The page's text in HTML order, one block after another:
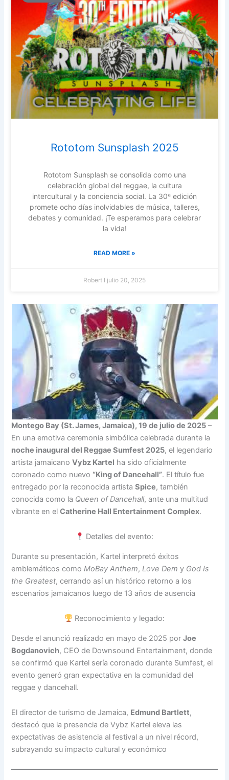
Rototom Sunsplash 2025
Rototom Sunsplash se consolida como una
celebración global del reggae, la cultura
intercultural y la conciencia social. La 30ª edición
promete ocho días inolvidables de música, talleres,
debates y comunidad. ¡Te esperamos para celebrar
la vida!
READ MORE »
Robert I julio 20, 2025
Montego Bay (St. James, Jamaica), 19 de julio de 2025 –
En una emotiva ceremonia simbólica celebrada durante la
noche inaugural del Reggae Sumfest 2025, el legendario
artista jamaicanoVybz Kartel ha sido oficialmente
coronado como nuevo “King of Dancehall”. El título fue
entregado por la reconocida artistaSpice, también
conocida como la Queen of Dancehall, ante una multitud
vibrante en elCatherine Hall Entertainment Complex.
Detalles del evento:
Durante su presentación, Kartel interpretó éxitos
emblemáticos comoMoBay Anthem,Love Dem y God Is
the Greatest, cerrando así un histórico retorno a los
escenarios jamaicanos luego de 13 años de ausencia
Reconocimiento y legado:
Desde el anunció realizado en mayo de 2025 porJoe
Bogdanovich, CEO de Downsound Entertainment, donde
se confirmó que Kartel sería coronado durante Sumfest, el
evento generó gran expectativa en la comunidad del
reggae y dancehall.
El director de turismo de Jamaica, Edmund Bartlett,
destacó que la presencia de Vybz Kartel eleva las
expectativas de asistencia al festival a un nivel récord,
subrayando su impacto cultural y económico